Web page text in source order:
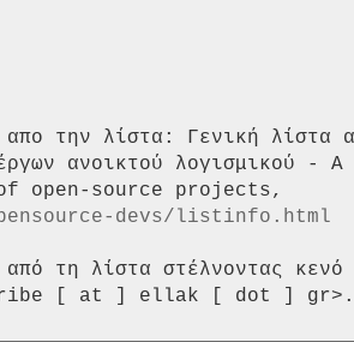
την λίστα: Γενική λίστα
ανοικτού λογισμικού
devs/listinfo.html
από τη λίστα στέλνοντας